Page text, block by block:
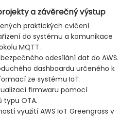
a závěrečný výstup
praktických cvičení
do systému a komunikace
MQTT.
odesílání dat do AWS.
dashboardu určeného k
ze systému IoT.
firmwaru pomocí
OTA.
využití AWS IoT Greengrass v